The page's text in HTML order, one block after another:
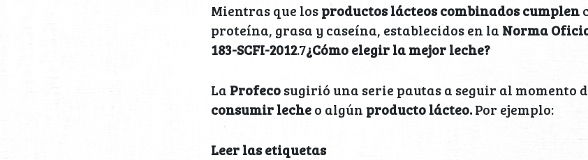
Mientras que losproductos lácteos combinados cumplen
proteína, grasa y caseína, establecidos en la Norma
183-SCFI-2012.7¿Cómo elegir la mejor leche?
La Profecosugirió una serie pautas a seguir al momento
consumir lecheo algún producto lácteo.Por ejemplo:
Leer las etiquetas